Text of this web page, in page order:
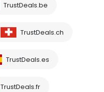
TrustDeals.be
TrustDeals.ch
TrustDeals.es
TrustDeals.fr